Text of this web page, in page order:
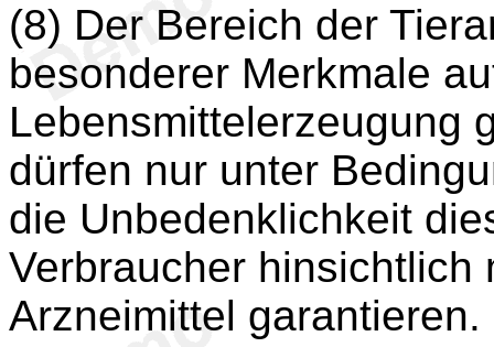
(8) Der Bereich der
besonderer Merkmale
Lebensmittelerzeugung
dürfen nur unter
die Unbedenklichkeit
Verbraucher hinsichtlich
Arzneimittel garantieren.